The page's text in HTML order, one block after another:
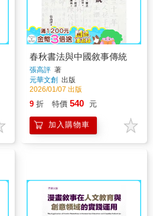
春秋書法與中國敘事傳統
張高評 著
元華文創 出版
2026/01/07 出版
9 折 特價 540 元
加入購物車